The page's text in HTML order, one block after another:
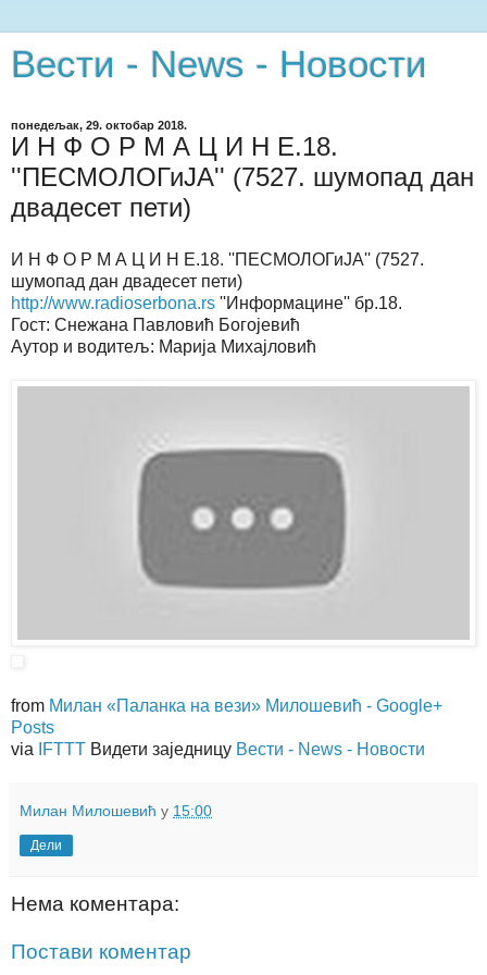
Вести - News - Новости
понедељак, 29. октобар 2018.
И Н Ф О Р М А Ц И Н Е.18.
''ПЕСМОЛОГиЈА'' (7527. шумопад дан
двадесет пети)
И Н Ф О Р М А Ц И Н Е.18. ''ПЕСМОЛОГиЈА'' (7527.
шумопад дан двадесет пети)
http://www.radioserbona.rs ''Информацине'' бр.18.
Гост: Снежана Павловић Богојевић
Аутор и водитељ: Марија Михајловић
from Милан «Паланка на вези» Милошевић - Google+
Posts
via
IFTTT Видети заједницу Вести - News - Новости
Милан Милошевић у 15:00
Дели
Нема коментара:
Постави коментар